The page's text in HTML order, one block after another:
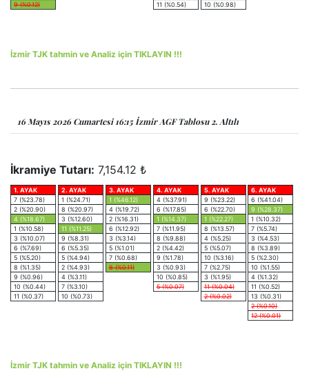
9 (%0.12)
11 (%0.54)
10 (%0.98)
İzmir TJK tahmin ve Analiz için TIKLAYIN !!!
16 Mayıs 2026 Cumartesi 16:15 İzmir AGF Tablosu 2. Altılı
İkramiye Tutarı: 7,154.12 ₺
1. AYAK
7 (%23.78)
2 (%20.90)
4 (%18.67)
1 (%10.58)
3 (%10.07)
6 (%7.69)
5 (%5.20)
8 (%1.35)
9 (%0.96)
10 (%0.44)
11 (%0.37)
2. AYAK
1 (%24.71)
8 (%20.97)
3 (%12.60)
11 (%11.25)
9 (%8.31)
6 (%5.35)
5 (%4.94)
2 (%4.93)
4 (%3.11)
7 (%3.10)
10 (%0.73)
3. AYAK
1 (%46.12)
4 (%19.72)
2 (%16.31)
6 (%12.92)
3 (%3.14)
5 (%1.01)
7 (%0.68)
8 (%0.11)
4. AYAK
4 (%37.91)
6 (%17.85)
1 (%14.37)
7 (%11.95)
8 (%9.88)
2 (%4.42)
9 (%1.78)
3 (%0.93)
10 (%0.85)
5 (%0.07)
5. AYAK
9 (%23.22)
6 (%22.70)
1 (%22.27)
8 (%13.57)
4 (%5.25)
5 (%5.07)
10 (%3.16)
7 (%2.75)
3 (%1.95)
11 (%0.04)
2 (%0.02)
6. AYAK
6 (%41.04)
9 (%28.37)
1 (%10.32)
7 (%5.74)
3 (%4.53)
8 (%3.89)
5 (%2.30)
10 (%1.55)
4 (%1.32)
11 (%0.52)
13 (%0.31)
2 (%0.10)
12 (%0.01)
İzmir TJK tahmin ve Analiz için TIKLAYIN !!!